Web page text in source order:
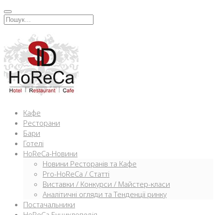
Перейти
кИскать:
Кафе
Ресторани
Бари
Готелі
HoReCa-Новини
Новини Ресторанів та Кафе
Pro-HoReCa / Статті
Виставки / Конкурси / Майстер-класи
Аналітичні огляди та Тенденції ринку
Постачальники